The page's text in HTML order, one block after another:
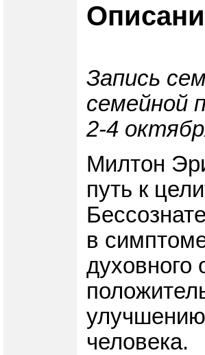
Запись
семейной
2-4
Милтон
путь к
в
духовного
улучшению
человека.